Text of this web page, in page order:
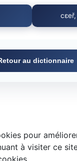
au dictionnaire
pour
à visiter ce